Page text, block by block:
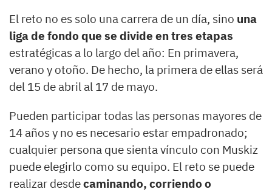
El reto no es solo una carrera de un día, sino una
liga de fondo que se divide en tres etapas
estratégicas a lo largo del año: En primavera,
verano y otoño. De hecho, la primera de ellas será
del 15 de abril al 17 de mayo.
Pueden participar todas las personas mayores de
14 años y no es necesario estar empadronado;
cualquier persona que sienta vínculo con Muskiz
puede elegirlo como su equipo. El reto se puede
realizar desdecaminando, corriendo o